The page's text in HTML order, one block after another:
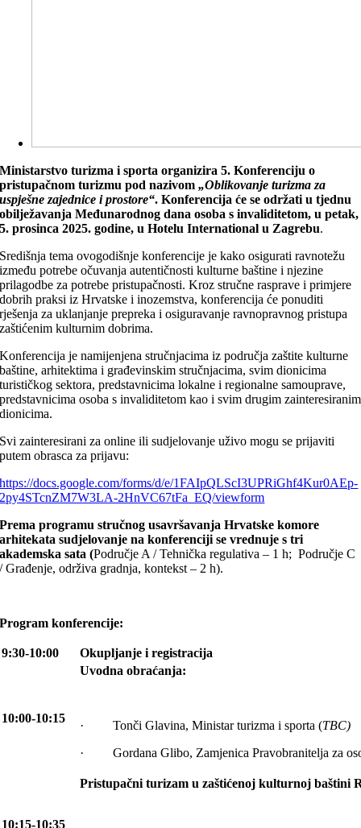
Ministarstvo turizma i sporta organizira 5. Konferenciju o
pristupačnom turizmu pod nazivom„Oblikovanje turizma za
uspješne zajednice i prostore“. Konferencija će se održati u tjednu
obilježavanja Međunarodnog dana osoba s invaliditetom, u petak,
5. prosinca 2025. godine, u Hotelu International u Zagrebu.
Središnja tema ovogodišnje konferencije je kako osigurati ravnotežu
između potrebe očuvanja autentičnosti kulturne baštine i njezine
prilagodbe za potrebe pristupačnosti. Kroz stručne rasprave i primjere
dobrih praksi iz Hrvatske i inozemstva, konferencija će ponuditi
rješenja za uklanjanje prepreka i osiguravanje ravnopravnog pristupa
zaštićenim kulturnim dobrima.
Konferencija je namijenjena stručnjacima iz područja zaštite kulturne
baštine, arhitektima i građevinskim stručnjacima, svim dionicima
turističkog sektora, predstavnicima lokalne i regionalne samouprave,
predstavnicima osoba s invaliditetom kao i svim drugim zainteresiranim
dionicima.
Svi zainteresirani za online ili sudjelovanje uživo mogu se prijaviti
putem obrasca za prijavu:
https://docs.google.com/forms/d/e/1FAIpQLScI3UPRiGhf4Kur0AEp-
2py4STcnZM7W3LA-2HnVC67tFa_EQ/viewform
Prema programu stručnog usavršavanja Hrvatske komore
arhitekata sudjelovanje na konferenciji se vrednuje s tri
akademska sata (Područje A / Tehnička regulativa – 1 h; Područje C
/ Građenje, održiva gradnja, kontekst – 2 h).
Program konferencije:
9:30-10:00 Okupljanje i registracija
10:00-10:15
Uvodna obraćanja:
· Tonči Glavina, Ministar turizma i sporta (TBC)
· Gordana Glibo, Zamjenica Pravobranitelja za
10:15-10:35
Pristupačni turizam u zaštićenoj kulturnoj baštini